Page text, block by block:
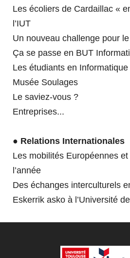
TÉMOIGNAGES
FERMER
À L'IUT DE
ACTUALITÉS
Les écoliers de Cardaillac «
l’IUT
Un nouveau challenge pour
Ça se passe en BUT
Les étudiants en
Musée Soulages
Le saviez-vous ?
Entreprises...
● Relations Internationales
Les mobilités Européennes
l’année
Des échanges interculturels
Eskerrik asko à l’Université